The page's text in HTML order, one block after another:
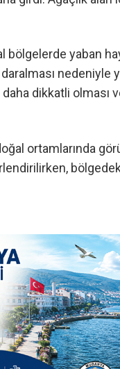
bölgelerde yaban
daralması
dikkatli olması
ortamlarında